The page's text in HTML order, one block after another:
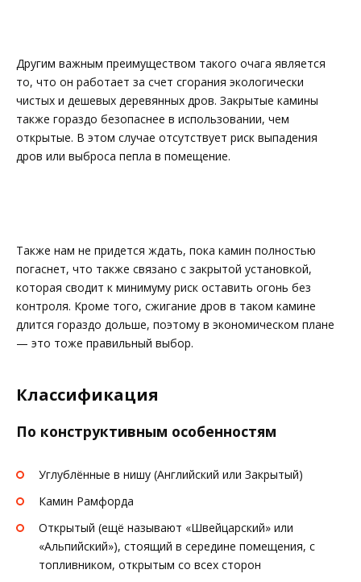
Другим важным преимуществом такого очага является
то, что он работает за счет сгорания экологически
чистых и дешевых деревянных дров. Закрытые камины
также гораздо безопаснее в использовании, чем
открытые. В этом случае отсутствует риск выпадения
дров или выброса пепла в помещение.
Также нам не придется ждать, пока камин полностью
погаснет, что также связано с закрытой установкой,
которая сводит к минимуму риск оставить огонь без
контроля. Кроме того, сжигание дров в таком камине
длится гораздо дольше, поэтому в экономическом плане
— это тоже правильный выбор.
Классификация
По конструктивным особенностям
Углублённые в нишу (Английский или Закрытый)
Камин Рамфорда
Открытый (ещё называют «Швейцарский» или
«Альпийский»), стоящий в середине помещения, с
топливником, открытым со всех сторон